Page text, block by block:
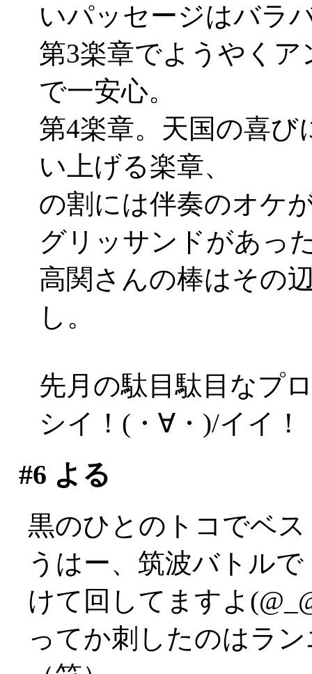
いパッセージはバラ
第3楽章でようやく
で一安心。
第4楽章。天国の喜
い上げる楽章、
の割には伴奏のオケ
グリッサンドがあっ
高関さんの棒はその
し。
先月の駄目駄目なプ
シイ！(・∀・)/イイ！
#6 よる
黒のひとのトコでベ
うはー、筑波バトルで
けて回してますよ
ってか刺したのはラ